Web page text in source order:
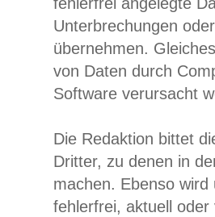
fehlerfrei angelegte
Unterbrechungen
übernehmen.
von Daten durch
Software verursacht
Die Redaktion bittet
Dritter, zu denen in
machen. Ebenso
fehlerfrei, aktuell oder